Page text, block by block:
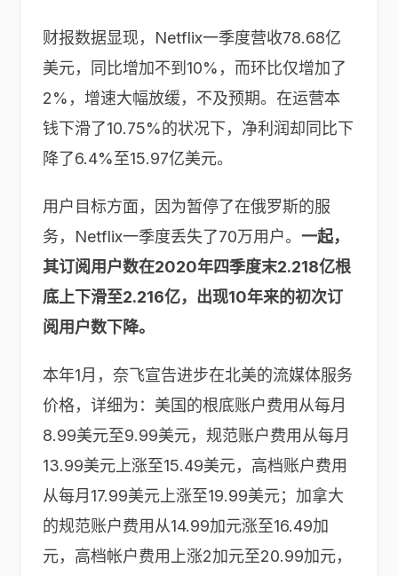
财报数据显现，Netflix一季度营收78.68亿
美元，同比增加不到10%，而环比仅增加了
2%，增速大幅放缓，不及预期。在运营本
钱下滑了10.75%的状况下，净利润却同比下
降了6.4%至15.97亿美元。
用户目标方面，因为暂停了在俄罗斯的服
务，Netflix一季度丢失了70万用户。 一起，
其订阅用户数在2020年四季度末2.218亿根
底上下滑至2.216亿，出现10年来的初次订
阅用户数下降。
本年1月，奈飞宣告进步在北美的流媒体服务
价格，详细为：美国的根底账户费用从每月
8.99美元至9.99美元，规范账户费用从每月
13.99美元上涨至15.49美元，高档账户费用
从每月17.99美元上涨至19.99美元；加拿大
的规范账户费用从14.99加元涨至16.49加
元，高档帐户费用上涨2加元至20.99加元，